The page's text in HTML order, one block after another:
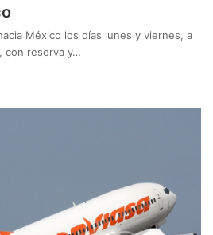
México los días lunes y viernes, a
con reserva y…